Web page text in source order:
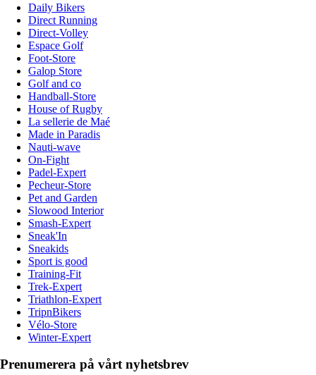
Daily Bikers
Direct Running
Direct-Volley
Espace Golf
Foot-Store
Galop Store
Golf and co
Handball-Store
House of Rugby
La sellerie de Maé
Made in Paradis
Nauti-wave
On-Fight
Padel-Expert
Pecheur-Store
Pet and Garden
Slowood Interior
Smash-Expert
Sneak'In
Sneakids
Sport is good
Training-Fit
Trek-Expert
Triathlon-Expert
TripnBikers
Vélo-Store
Winter-Expert
Prenumerera på vårt nyhetsbrev